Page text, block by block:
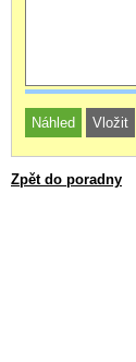
Zpět do poradny